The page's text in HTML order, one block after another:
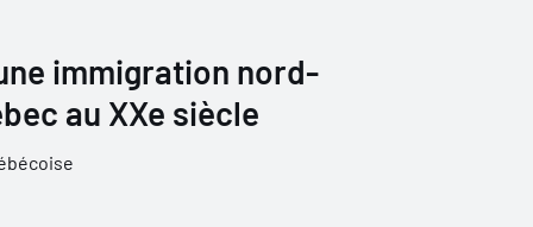
immigration nord-
au XXe siècle